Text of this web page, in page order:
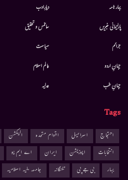
بہار نامہ
پارلیمانی خبریں
جرائم
جہانِ اردو
جہانِ طب
دیارِادب
سائنس و تحقیق
سیاست
عالم اسلام
عدلیہ
Tags
احتجاج اسرائیل اقوام متحدہ الیکشن
انتخابات
اپوزیشن ایران اے ایم یو
بہار
بی جے پی تلنگانہ جامعہ ملیہ اسلامیہ